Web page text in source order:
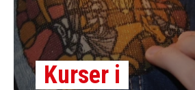
Kurser i